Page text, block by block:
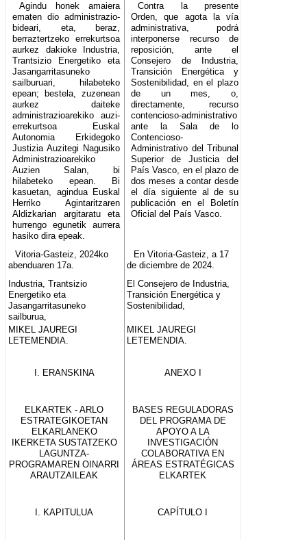
Agindu honek amaiera
ematen dio administrazio-
bideari, eta, beraz,
berraztertzeko errekurtsoa
aurkez dakioke Industria,
Trantsizio Energetiko eta
Jasangarritasuneko
sailburuari, hilabeteko
epean; bestela, zuzenean
aurkez daiteke
administrazioarekiko auzi-
errekurtsoa Euskal
Autonomia Erkidegoko
Justizia Auzitegi Nagusiko
Administrazioarekiko
Auzien Salan, bi
hilabeteko epean. Bi
kasuetan, agindua Euskal
Herriko Agintaritzaren
Aldizkarian argitaratu eta
hurrengo egunetik aurrera
hasiko dira epeak.
Contra la presente
Orden, que agota la vía
administrativa, podrá
interponerse recurso de
reposición, ante el
Consejero de Industria,
Transición Energética y
Sostenibilidad, en el plazo
de un mes, o,
directamente, recurso
contencioso-administrativo
ante la Sala de lo
Contencioso-
Administrativo del Tribunal
Superior de Justicia del
País Vasco, en el plazo de
dos meses a contar desde
el día siguiente al de su
publicación en el Boletín
Oficial del País Vasco.
Vitoria-Gasteiz, 2024ko
abenduaren 17a.
En Vitoria-Gasteiz, a 17
de diciembre de 2024.
Industria, Trantsizio
Energetiko eta
Jasangarritasuneko
sailburua,
El Consejero de Industria,
Transición Energética y
Sostenibilidad,
MIKEL JAUREGI
LETEMENDIA.
MIKEL JAUREGI
LETEMENDIA.
I. ERANSKINA ANEXO I
ELKARTEK - ARLO
ESTRATEGIKOETAN
ELKARLANEKO
IKERKETA SUSTATZEKO
LAGUNTZA-
PROGRAMAREN OINARRI
ARAUTZAILEAK
BASES REGULADORAS
DEL PROGRAMA DE
APOYO A LA
INVESTIGACIÓN
COLABORATIVA EN
ÁREAS ESTRATÉGICAS
ELKARTEK
I. KAPITULUA CAPÍTULO I